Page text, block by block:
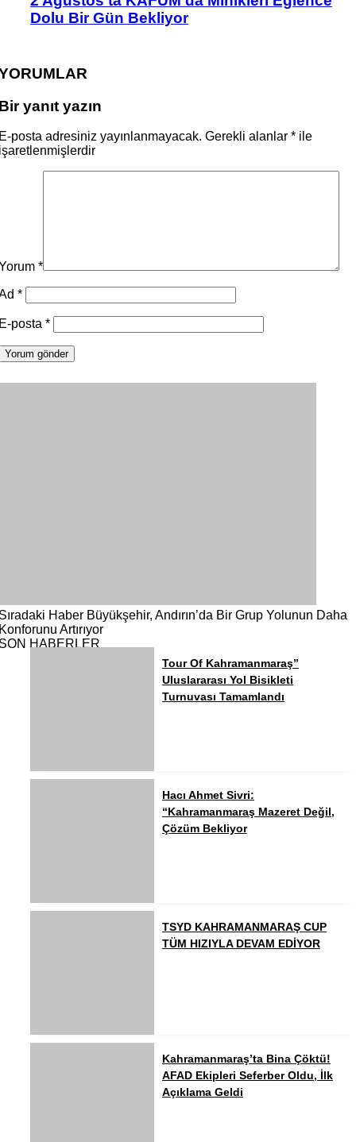
Dolu Bir Gün Bekliyor
yanıt yazın
posta adresiniz yayınlanmayacak. Gerekli alanlar * ile
*
*
posta *
Haber Büyükşehir, Andırın’da Bir Grup Yolunun Daha
Artırıyor
HABERLER
Tour Of Kahramanmaraş”
Uluslararası Yol Bisikleti
Turnuvası Tamamlandı
Hacı Ahmet Sivri:
“Kahramanmaraş Mazeret Değil,
Çözüm Bekliyor
TSYD KAHRAMANMARAŞ CUP
TÜM HIZIYLA DEVAM EDİYOR
Kahramanmaraş’ta Bina Çöktü!
AFAD Ekipleri Seferber Oldu, İlk
Açıklama Geldi